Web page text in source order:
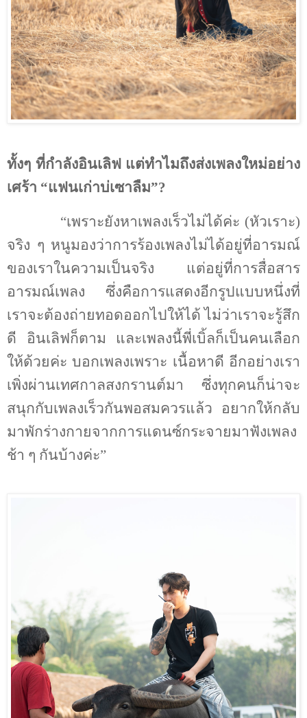
ทั้งๆ ที่กำลังอินเลิฟ แต่ทำไมถึงส่งเพลงใหม่อย่าง
เศร้า “แฟนเก่าบ่เซาลืม”?
“เพราะยังหาเพลงเร็วไม่ได้ค่ะ (หัวเราะ)
จริง ๆ หนูมองว่าการร้องเพลงไม่ได้อยู่ที่อารมณ์
ของเราในความเป็นจริง แต่อยู่ที่การสื่อสาร
อารมณ์เพลง ซึ่งคือการแสดงอีกรูปแบบหนึ่งที่
เราจะต้องถ่ายทอดออกไปให้ได้ ไม่ว่าเราจะรู้สึก
ดี อินเลิฟก็ตาม และเพลงนี้พี่เบิ้ลก็เป็นคนเลือก
ให้ด้วยค่ะ บอกเพลงเพราะ เนื้อหาดี อีกอย่างเรา
เพิ่งผ่านเทศกาลสงกรานต์มา ซึ่งทุกคนก็น่าจะ
สนุกกับเพลงเร็วกันพอสมควรแล้ว อยากให้กลับ
มาพักร่างกายจากการแดนซ์กระจายมาฟังเพลง
ช้า ๆ กันบ้างค่ะ”